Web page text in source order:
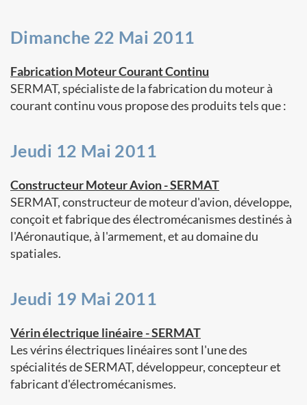
Dimanche 22 Mai 2011
Fabrication Moteur Courant Continu
SERMAT, spécialiste de la fabrication du moteur à
courant continu vous propose des produits tels que :
Jeudi 12 Mai 2011
Constructeur Moteur Avion - SERMAT
SERMAT, constructeur de moteur d'avion, développe,
conçoit et fabrique des électromécanismes destinés à
l'Aéronautique, à l'armement, et au domaine du
spatiales.
Jeudi 19 Mai 2011
Vérin électrique linéaire - SERMAT
Les vérins électriques linéaires sont l'une des
spécialités de SERMAT, développeur, concepteur et
fabricant d'électromécanismes.